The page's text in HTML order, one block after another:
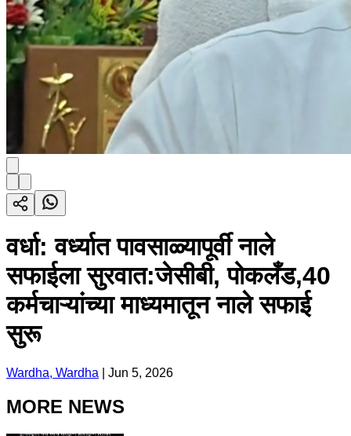
वर्धा: वर्ध्यात पावसाळ्यापूर्वी नाले
सफाईला सुरवात:जेसीबी, पोकलँड,40
कर्मचाऱ्यांच्या माध्यमातून नाले सफाई
सुरू
Wardha, Wardha Jun 5, 2026
MORE NEWS